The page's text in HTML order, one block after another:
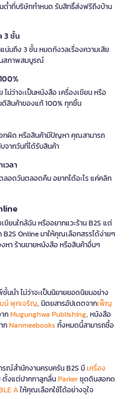
ำที่บริษัทกำหนด รับสิทธิ์ส่งฟรีถึงบ้าน
3 ชั้น
น่นถึง 3 ชั้น หมดกังวลเรื่องความเสีย
สภาพสมบูรณ์
ม่ว่าจะเป็นหนังสือ เครื่องเขียน หรือ
ตีสินค้าของแท้ 100% ทุกชิ้น
อกผิด หรือสินค้ามีปัญหา คุณสามารถ
จากวันที่ได้รับสินค้า
วลา
อดวันตลอดคืน อยากได้อะไร แค่คลิก
ยนใกล้ฉัน หรืออยากแวะร้าน B2S แต่
B2S Online มาให้คุณเลือกสรรได้ง่ายๆ
า ร้านขายหนังสือ หรือสินค้าอื่นๆ
นนำ ไม่ว่าจะเป็นนิยายยอดนิยมอย่าง
น์ พุกเจริญ, นิตยสารอัปเดตจากเพ็ญ
กMugunghwa Publishing, หนังสือ
กNanmeebooks ทั้งหมดนี้สามารถซื้อ
ณ์สำนักงานครบครัน B2S มีเครื่อง
ตั้งแต่ปากกาลูกลื่นParkerชุดดินสอกด
Aให้คุณเลือกใช้ได้อย่างจุใจ